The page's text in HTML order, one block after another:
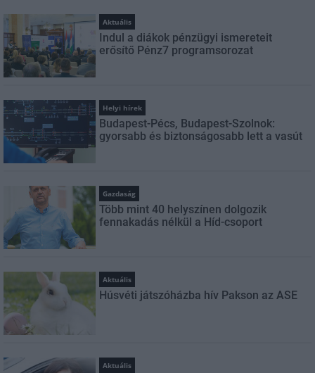
Aktuális
Indul a diákok pénzügyi ismereteit
erősítő Pénz7 programsorozat
Helyi hírek
Budapest-Pécs, Budapest-Szolnok:
gyorsabb és biztonságosabb lett a vasút
Gazdaság
Több mint 40 helyszínen dolgozik
fennakadás nélkül a Híd-csoport
Aktuális
Húsvéti játszóházba hív Pakson az ASE
Aktuális